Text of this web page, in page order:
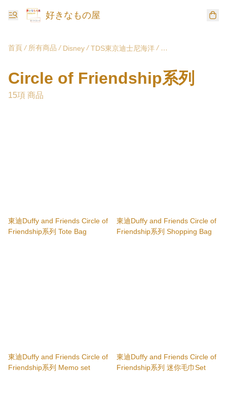
好きなもの屋
首頁 / 所有商品 / Disney / TDS東京迪士尼海洋 / Circle of
Circle of Friendship系列
15項 商品
東迪Duffy and Friends Circle of
Friendship系列 Tote Bag
東迪Duffy and Friends Circle of
Friendship系列 Shopping Bag
東迪Duffy and Friends Circle of
Friendship系列 Memo set
東迪Duffy and Friends Circle of
Friendship系列 迷你毛巾Set